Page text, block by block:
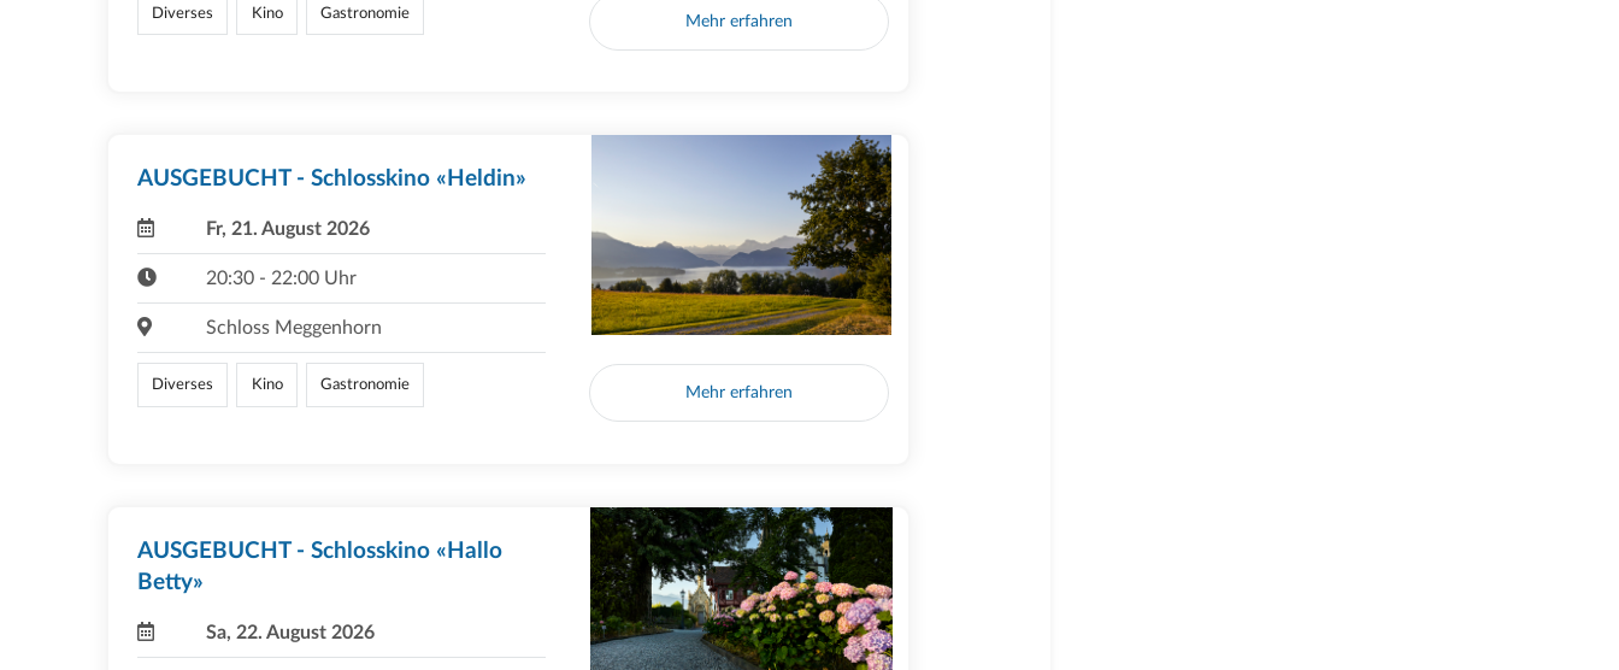
Diverses Kino Gastronomie Mehr erfahren
AUSGEBUCHT - Schlosskino «Heldin»
Fr, 21. August 2026
20:30 - 22:00 Uhr
Schloss Meggenhorn
Diverses Kino Gastronomie Mehr erfahren
AUSGEBUCHT - Schlosskino «Hallo
Betty»
Sa, 22. August 2026